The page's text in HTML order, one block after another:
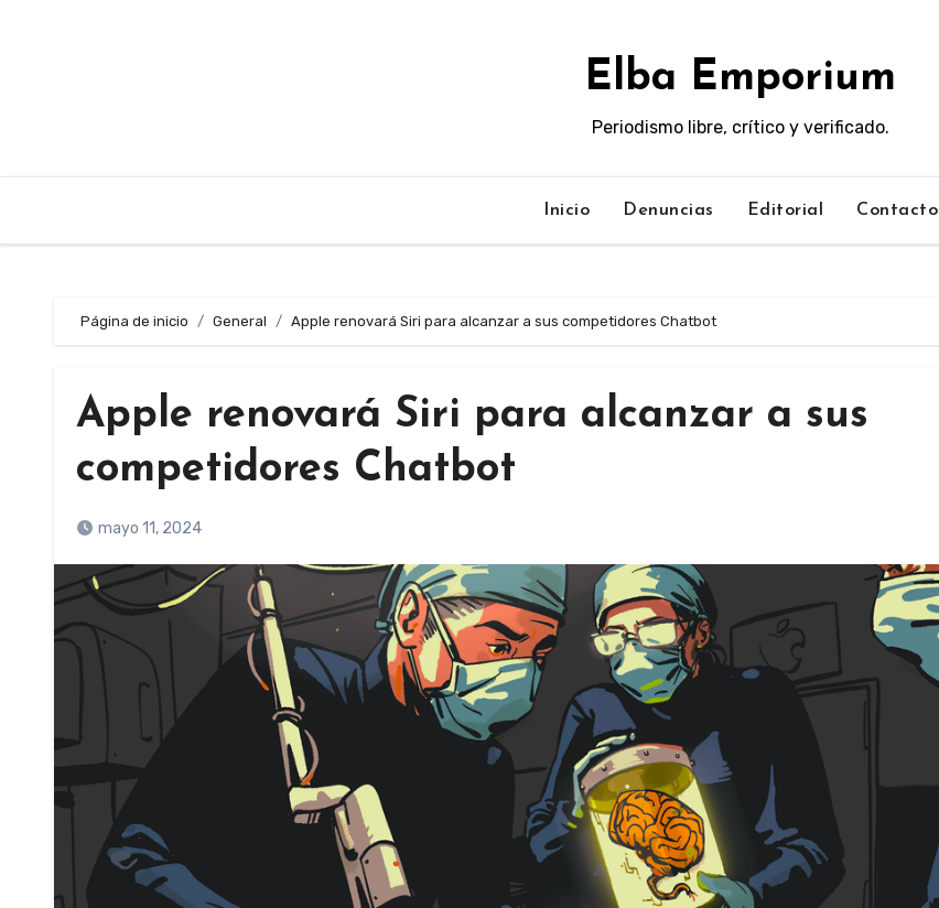
Elba Emporium
Periodismo libre, crítico y verificado.
Inicio Denuncias Editorial Contacto
Página de inicio General Apple renovará Siri para alcanzar a sus competidores Chatbot
Apple renovará Siri para alcanzar a sus
competidores Chatbot
mayo 11, 2024